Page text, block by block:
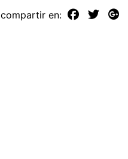
compartir en: